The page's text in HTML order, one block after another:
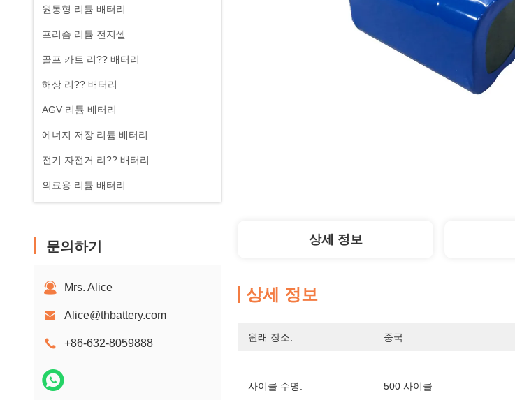
원통형 리튬 배터리
프리즘 리튬 전지셀
골프 카트 리?? 배터리
해상 리?? 배터리
AGV 리튬 배터리
에너지 저장 리튬 배터리
전기 자전거 리?? 배터리
의료용 리튬 배터리
문의하기
Mrs. Alice
Alice@thbattery.com
+86-632-8059888
상세 정보
상세 정보
원래 장소: 중국
사이클 수명: 500 사이클